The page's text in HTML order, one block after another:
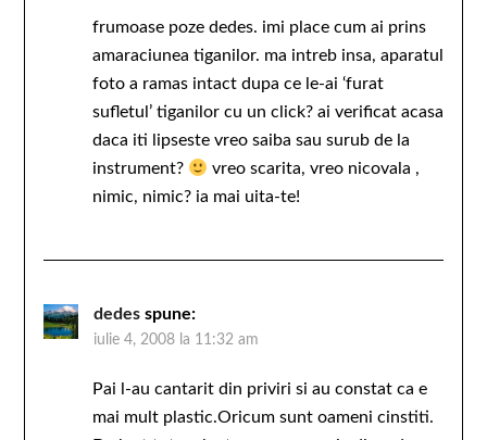
frumoase poze dedes. imi place cum ai prins
amaraciunea tiganilor. ma intreb insa, aparatul
foto a ramas intact dupa ce le-ai ‘furat
sufletul’ tiganilor cu un click? ai verificat acasa
daca iti lipseste vreo saiba sau surub de la
instrument?
vreo scarita, vreo nicovala ,
nimic, nimic? ia mai uita-te!
dedes spune:
iulie 4, 2008 la 11:32 am
Pai l-au cantarit din priviri si au constat ca e
mai mult plastic.Oricum sunt oameni cinstiti.